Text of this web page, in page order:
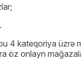
4 kateqoriya üzrə
öz onlayn